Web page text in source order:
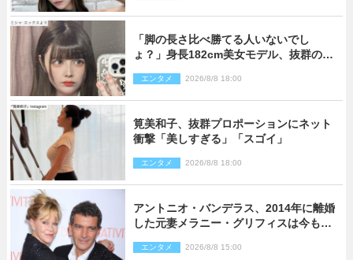
「脚の長さ比べ勝てる人いないでし
ょ？」身長182cm美女モデル、抜群のプ
エンタメ 2026/8/8 18:00
筧美和子、抜群プロポーションにネット
衝撃「美しすぎる」「スゴイ」
エンタメ 2026/8/8 18:00
アントニオ・バンデラス、2014年に離婚
した元妻メラニー・グリフィスは今も
エンタメ 2026/8/8 15:00